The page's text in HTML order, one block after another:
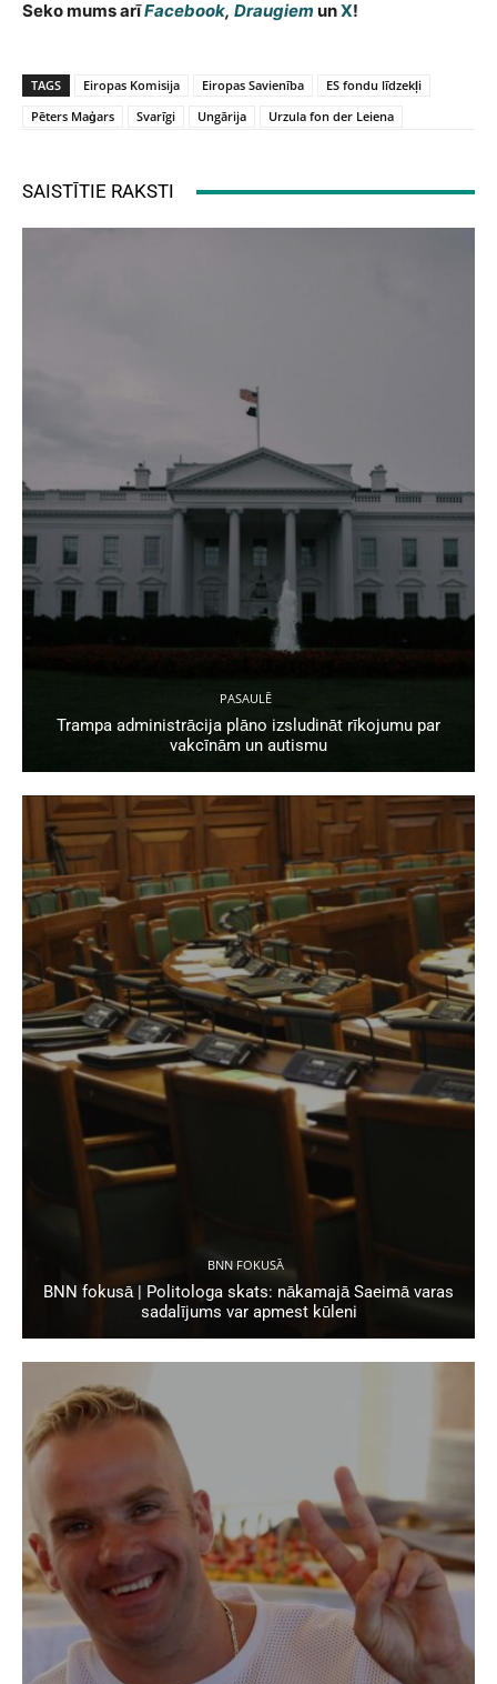
Seko mums arīFacebook, Draugiem unX!
TAGS Eiropas Komisija Eiropas Savienība
ES fondu līdzekļi
Pēters Maģars
Svarīgi Ungārija Urzula fon der Leiena
SAISTĪTIE RAKSTI
PASAULĒ
Trampa administrācija plāno izsludināt rīkojumu par
vakcīnām un autismu
BNN FOKUSĀ
BNN fokusā | Politologa skats: nākamajā Saeimā varas
sadalījums var apmest kūleni